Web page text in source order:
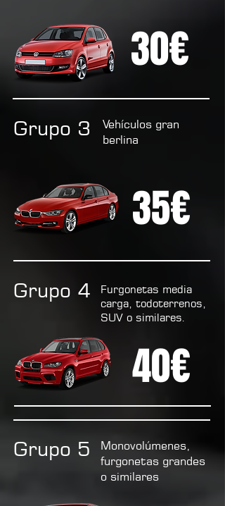
30€
Grupo 3
Vehículos gran
berlina
35€
Grupo 4
Furgonetas media
carga, todoterrenos,
SUV o similares.
40€
Grupo 5
Monovolúmenes,
furgonetas grandes
o similares